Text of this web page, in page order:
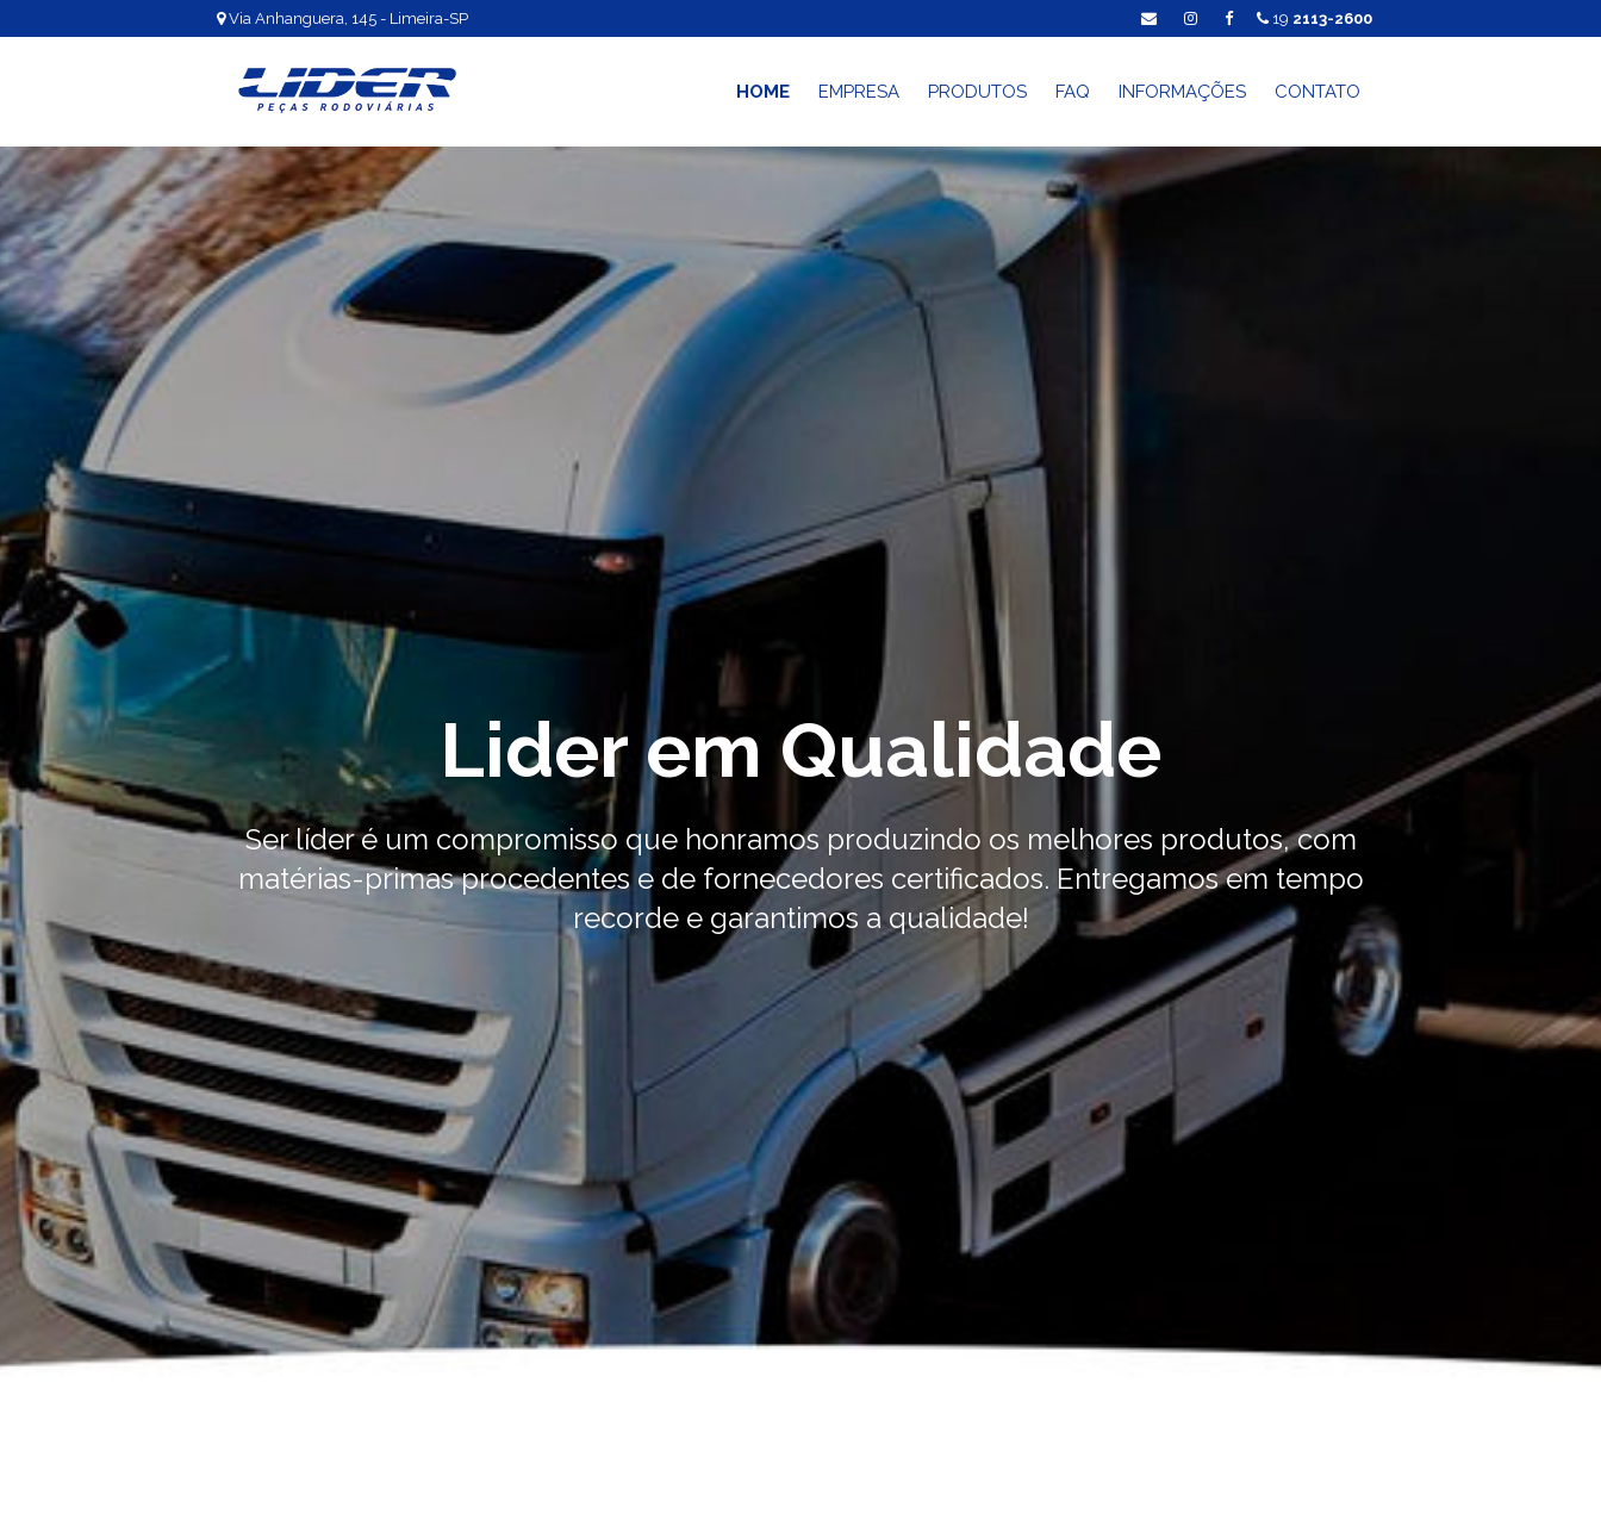
Via Anhanguera, 145 - Limeira-SP 19 2113-2600
HOME EMPRESA PRODUTOS FAQ INFORMAÇÕES CONTATO
Lider em Qualidade
Ser líder é um compromisso que honramos produzindo os melhores produtos, com
matérias-primas procedentes e de fornecedores certificados. Entregamos em tempo
recorde e garantimos a qualidade!